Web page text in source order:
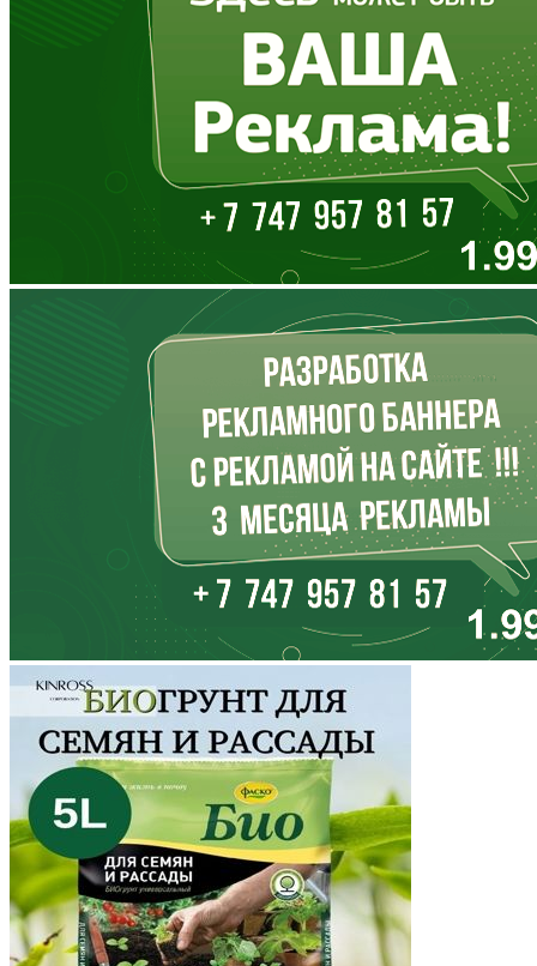
Дагестан
Еврейская АО
Забайкальский край
Запорожская область
Ивановская область
Иркутская область
Кабардино-Балкария
Калининградская область
Калмыкия
Калужская область
Камчатский край
Карачаево-Черкесия
Карелия
Кемеровская область
Кировская область
Коми
Корякский округ
Костромская область